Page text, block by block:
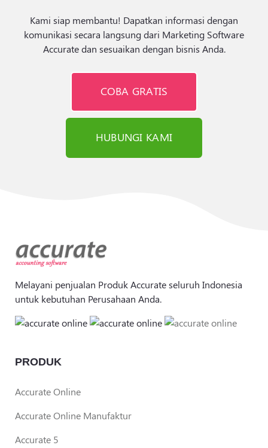
Kami siap membantu! Dapatkan informasi dengan
komunikasi secara langsung dari Marketing Software
Accurate dan sesuaikan dengan bisnis Anda.
COBA GRATIS
HUBUNGI KAMI
Melayani penjualan Produk Accurate seluruh Indonesia
untuk kebutuhan Perusahaan Anda.
PRODUK
Accurate Online
Accurate Online Manufaktur
Accurate 5